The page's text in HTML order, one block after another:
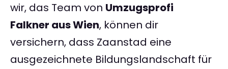
wir, das Team von Umzugsprofi
Falkner aus Wien, können dir
versichern, dass Zaanstad eine
ausgezeichnete Bildungslandschaft für